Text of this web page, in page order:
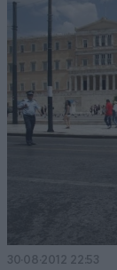
30·08·2012 22:53